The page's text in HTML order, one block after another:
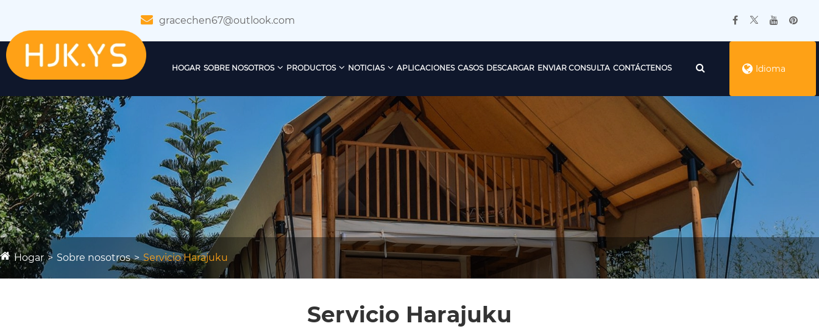
gracechen67@outlook.com
HOGAR SOBRE NOSOTROS PRODUCTOS NOTICIAS APLICACIONES CASOS DESCARGAR ENVIAR CONSULTA CONTÁCTENOS Idioma
Hogar Sobre nosotros Servicio Harajuku
Servicio Harajuku